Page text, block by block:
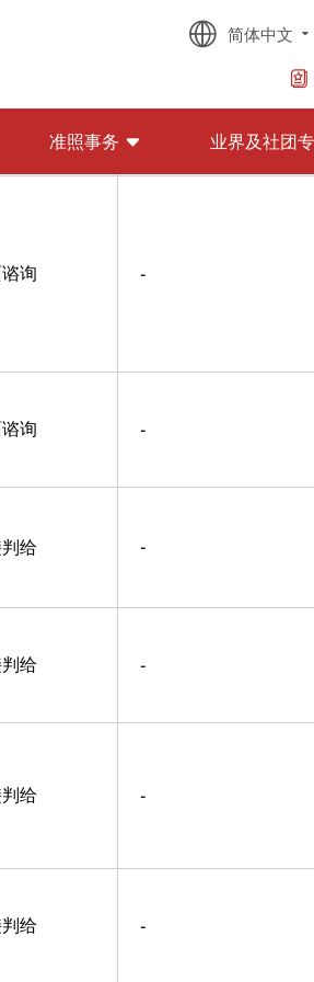
简体中文
准照事务 业界及社团
询 -
询 -
询 -
给 -
给 -
给 -
给 -